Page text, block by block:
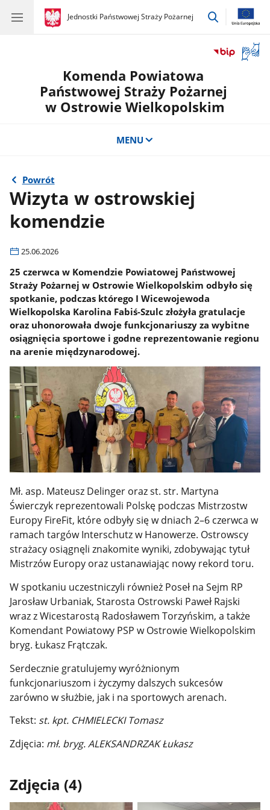
gov.pl
Jednostki Państwowej Straży Pożarnej
gov.pl
Jednostki
przejdź
okno
Komenda Powiatowa
Państwowej Straży Pożarnej
w Ostrowie Wielkopolskim
MENU
Powrót
Wizyta w ostrowskiej
komendzie
25.06.2026
25 czerwca w Komendzie Powiatowej Państwowej
Straży Pożarnej w Ostrowie Wielkopolskim odbyło się
spotkanie, podczas którego I Wicewojewoda
Wielkopolska Karolina Fabiś-Szulc złożyła gratulacje
oraz uhonorowała dwoje funkcjonariuszy za wybitne
osiągnięcia sportowe i godne reprezentowanie regionu
na arenie międzynarodowej.
Mł. asp. Mateusz Delinger oraz st. str. Martyna
Świerczyk reprezentowali Polskę podczas Mistrzostw
Europy FireFit, które odbyły się w dniach 2–6 czerwca w
ramach targów Interschutz w Hanowerze. Ostrowscy
strażacy osiągnęli znakomite wyniki, zdobywając tytuł
Mistrzów Europy oraz ustanawiając nowy rekord toru.
W spotkaniu uczestniczyli również Poseł na Sejm RP
Jarosław Urbaniak, Starosta Ostrowski Paweł Rajski
wraz z Wicestarostą Radosławem Torzyńskim, a także
Komendant Powiatowy PSP w Ostrowie Wielkopolskim
bryg. Łukasz Frątczak.
Serdecznie gratulujemy wyróżnionym
funkcjonariuszom i życzymy dalszych sukcesów
zarówno w służbie, jak i na sportowych arenach.
Tekst: st. kpt. CHMIELECKI Tomasz
Zdjęcia: mł. bryg. ALEKSANDRZAK Łukasz
Zdjęcia (4)